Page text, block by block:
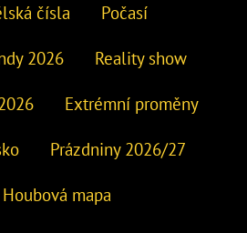
čísla Počasí
2026 Reality show
Extrémní proměny
Prázdniny 2026/27
Houbová mapa